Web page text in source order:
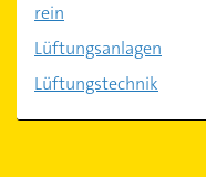
rein
Lüftungsanlagen
Lüftungstechnik